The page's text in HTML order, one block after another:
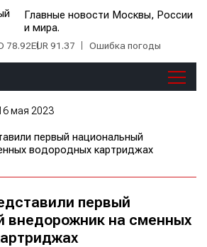
Главные новости Москвы, России
и мира.
78.92EUR 91.37 Ошибка погоды
мая 2023
первый
внедорожник на сменных